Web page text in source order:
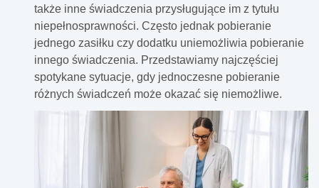
także inne świadczenia przysługujące im z tytułu
niepełnosprawności. Często jednak pobieranie
jednego zasiłku czy dodatku uniemożliwia pobieranie
innego świadczenia. Przedstawiamy najczęściej
spotykane sytuacje, gdy jednoczesne pobieranie
różnych świadczeń może okazać się niemożliwe.